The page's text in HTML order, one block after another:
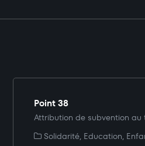
Point 38
Attribution de subvention
Solidarité, Education,